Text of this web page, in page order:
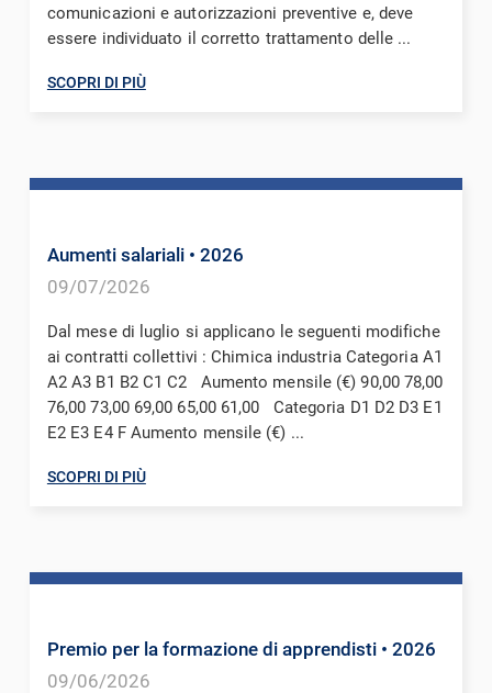
comunicazioni e autorizzazioni preventive e, deve
essere individuato il corretto trattamento delle ...
SCOPRI DI PIÙ
Aumenti salariali • 2026
09/07/2026
Dal mese di luglio si applicano le seguenti modifiche
ai contratti collettivi : Chimica industria Categoria A1
A2 A3 B1 B2 C1 C2 Aumento mensile (€) 90,00 78,00
76,00 73,00 69,00 65,00 61,00 Categoria D1 D2 D3 E1
E2 E3 E4 F Aumento mensile (€) ...
SCOPRI DI PIÙ
Premio per la formazione di apprendisti • 2026
09/06/2026